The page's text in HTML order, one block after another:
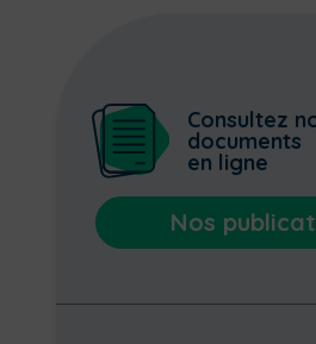
Consultez
documents
en ligne
Nos